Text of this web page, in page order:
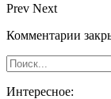
Prev Next
Комментарии
Интересное: